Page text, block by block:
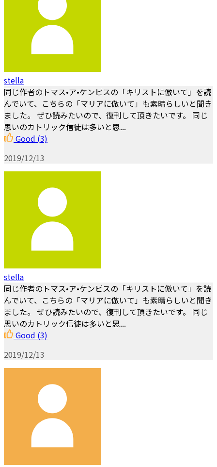
stella
同じ作者のトマス•ア•ケンピスの「キリストに倣いて」を読
んでいて、こちらの「マリアに倣いて」も素晴らしいと聞き
ました。 ぜひ読みたいので、復刊して頂きたいです。 同じ
思いのカトリック信徒は多いと思...
Good (3)
2019/12/13
stella
同じ作者のトマス•ア•ケンピスの「キリストに倣いて」を読
んでいて、こちらの「マリアに倣いて」も素晴らしいと聞き
ました。 ぜひ読みたいので、復刊して頂きたいです。 同じ
思いのカトリック信徒は多いと思...
Good (3)
2019/12/13